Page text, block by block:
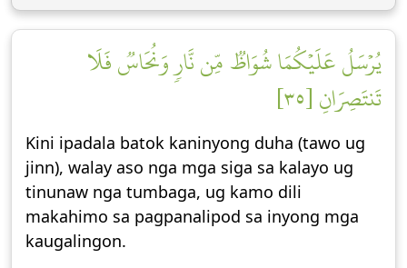
يُرۡسَلُ عَلَيۡكُمَا شُوَاظٞ مِّن نَّارٖ وَنُحَاسٞ فَلَا
تَنتَصِرَانِ [٣٥]
Kini ipadala batok kaninyong duha (tawo ug
jinn), walay aso nga mga siga sa kalayo ug
tinunaw nga tumbaga, ug kamo dili
makahimo sa pagpanalipod sa inyong mga
kaugalingon.